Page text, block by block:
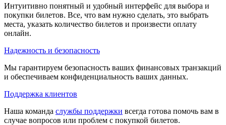
Интуитивно понятный и удобный интерфейс для выбора и
покупки билетов. Все, что вам нужно сделать, это выбрать
места, указать количество билетов и произвести оплату
онлайн.
Надежность и безопасность
Мы гарантируем безопасность ваших финансовых транзакций
и обеспечиваем конфиденциальность ваших данных.
Поддержка клиентов
Наша команда службы поддержки всегда готова помочь вам в
случае вопросов или проблем с покупкой билетов.